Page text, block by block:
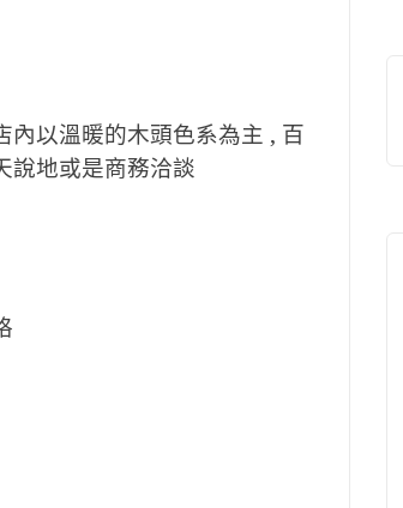
內以溫暖的木頭色系為主 , 百
說地或是商務洽談